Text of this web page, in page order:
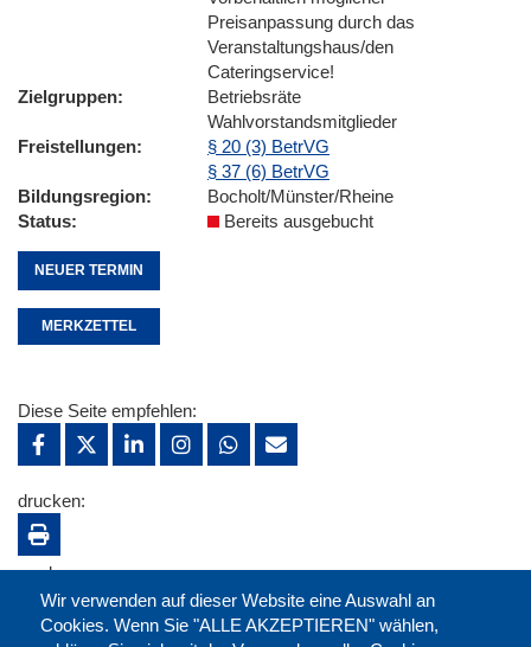
Preisanpassung durch das
Veranstaltungshaus/den
Cateringservice!
Zielgruppen
Betriebsräte
Wahlvorstandsmitglieder
Freistellungen
§ 20 (3) BetrVG
§ 37 (6) BetrVG
Bildungsregion
Bocholt/Münster/Rheine
Status
Bereits ausgebucht
NEUER TERMIN
MERKZETTEL
Wir verwenden auf dieser Website eine Auswahl an
Cookies. Wenn Sie "ALLE AKZEPTIEREN" wählen,
Diese Seite empfehlen:
drucken:
merken: